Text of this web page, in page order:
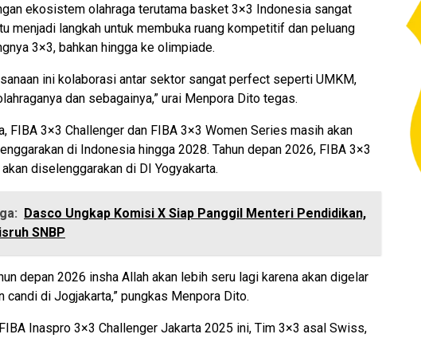
ekosistem olahraga terutama basket 3×3 Indonesia sangat
menjadi ⁠langkah untuk membuka ruang kompetitif dan peluang
3×3, bahkan hingga ke olimpiade.
ini kolaborasi antar sektor sangat perfect seperti UMKM,
dan sebagainya,” urai Menpora Dito tegas.
FIBA 3×3 Challenger dan FIBA 3×3 Women Series masih akan
di Indonesia hingga 2028. Tahun depan 2026, FIBA 3×3
diselenggarakan di DI Yogyakarta.
Dasco Ungkap Komisi X Siap Panggil Menteri Pendidikan,
SNBP
depan 2026 insha Allah akan lebih seru lagi karena akan digelar
candi di Jogjakarta,” pungkas Menpora Dito.
Inaspro 3×3 Challenger Jakarta 2025 ini, Tim 3×3 asal Swiss,